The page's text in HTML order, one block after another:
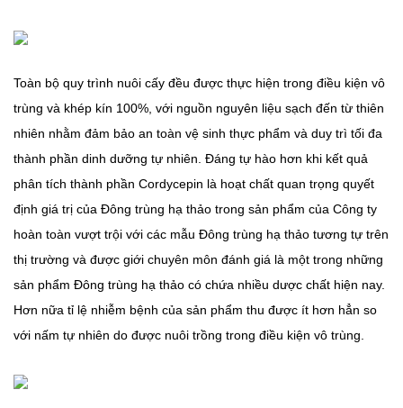
Toàn bộ quy trình nuôi cấy đều được thực hiện trong điều kiện vô
trùng và khép kín 100%, với nguồn nguyên liệu sạch đến từ thiên
nhiên nhằm đảm bảo an toàn vệ sinh thực phẩm và duy trì tối đa
thành phần dinh dưỡng tự nhiên. Đáng tự hào hơn khi kết quả
phân tích thành phần Cordycepin là hoạt chất quan trọng quyết
định giá trị của Đông trùng hạ thảo trong sản phẩm của Công ty
hoàn toàn vượt trội với các mẫu Đông trùng hạ thảo tương tự trên
thị trường và được giới chuyên môn đánh giá là một trong những
sản phẩm Đông trùng hạ thảo có chứa nhiều dược chất hiện nay.
Hơn nữa tỉ lệ nhiễm bệnh của sản phẩm thu được ít hơn hẳn so
với nấm tự nhiên do được nuôi trồng trong điều kiện vô trùng.